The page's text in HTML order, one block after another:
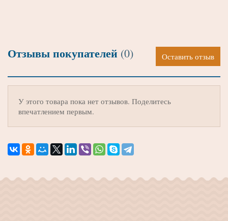
Отзывы покупателей (0) Оставить отзыв
У этого товара пока нет отзывов. Поделитесь
впечатлением первым.